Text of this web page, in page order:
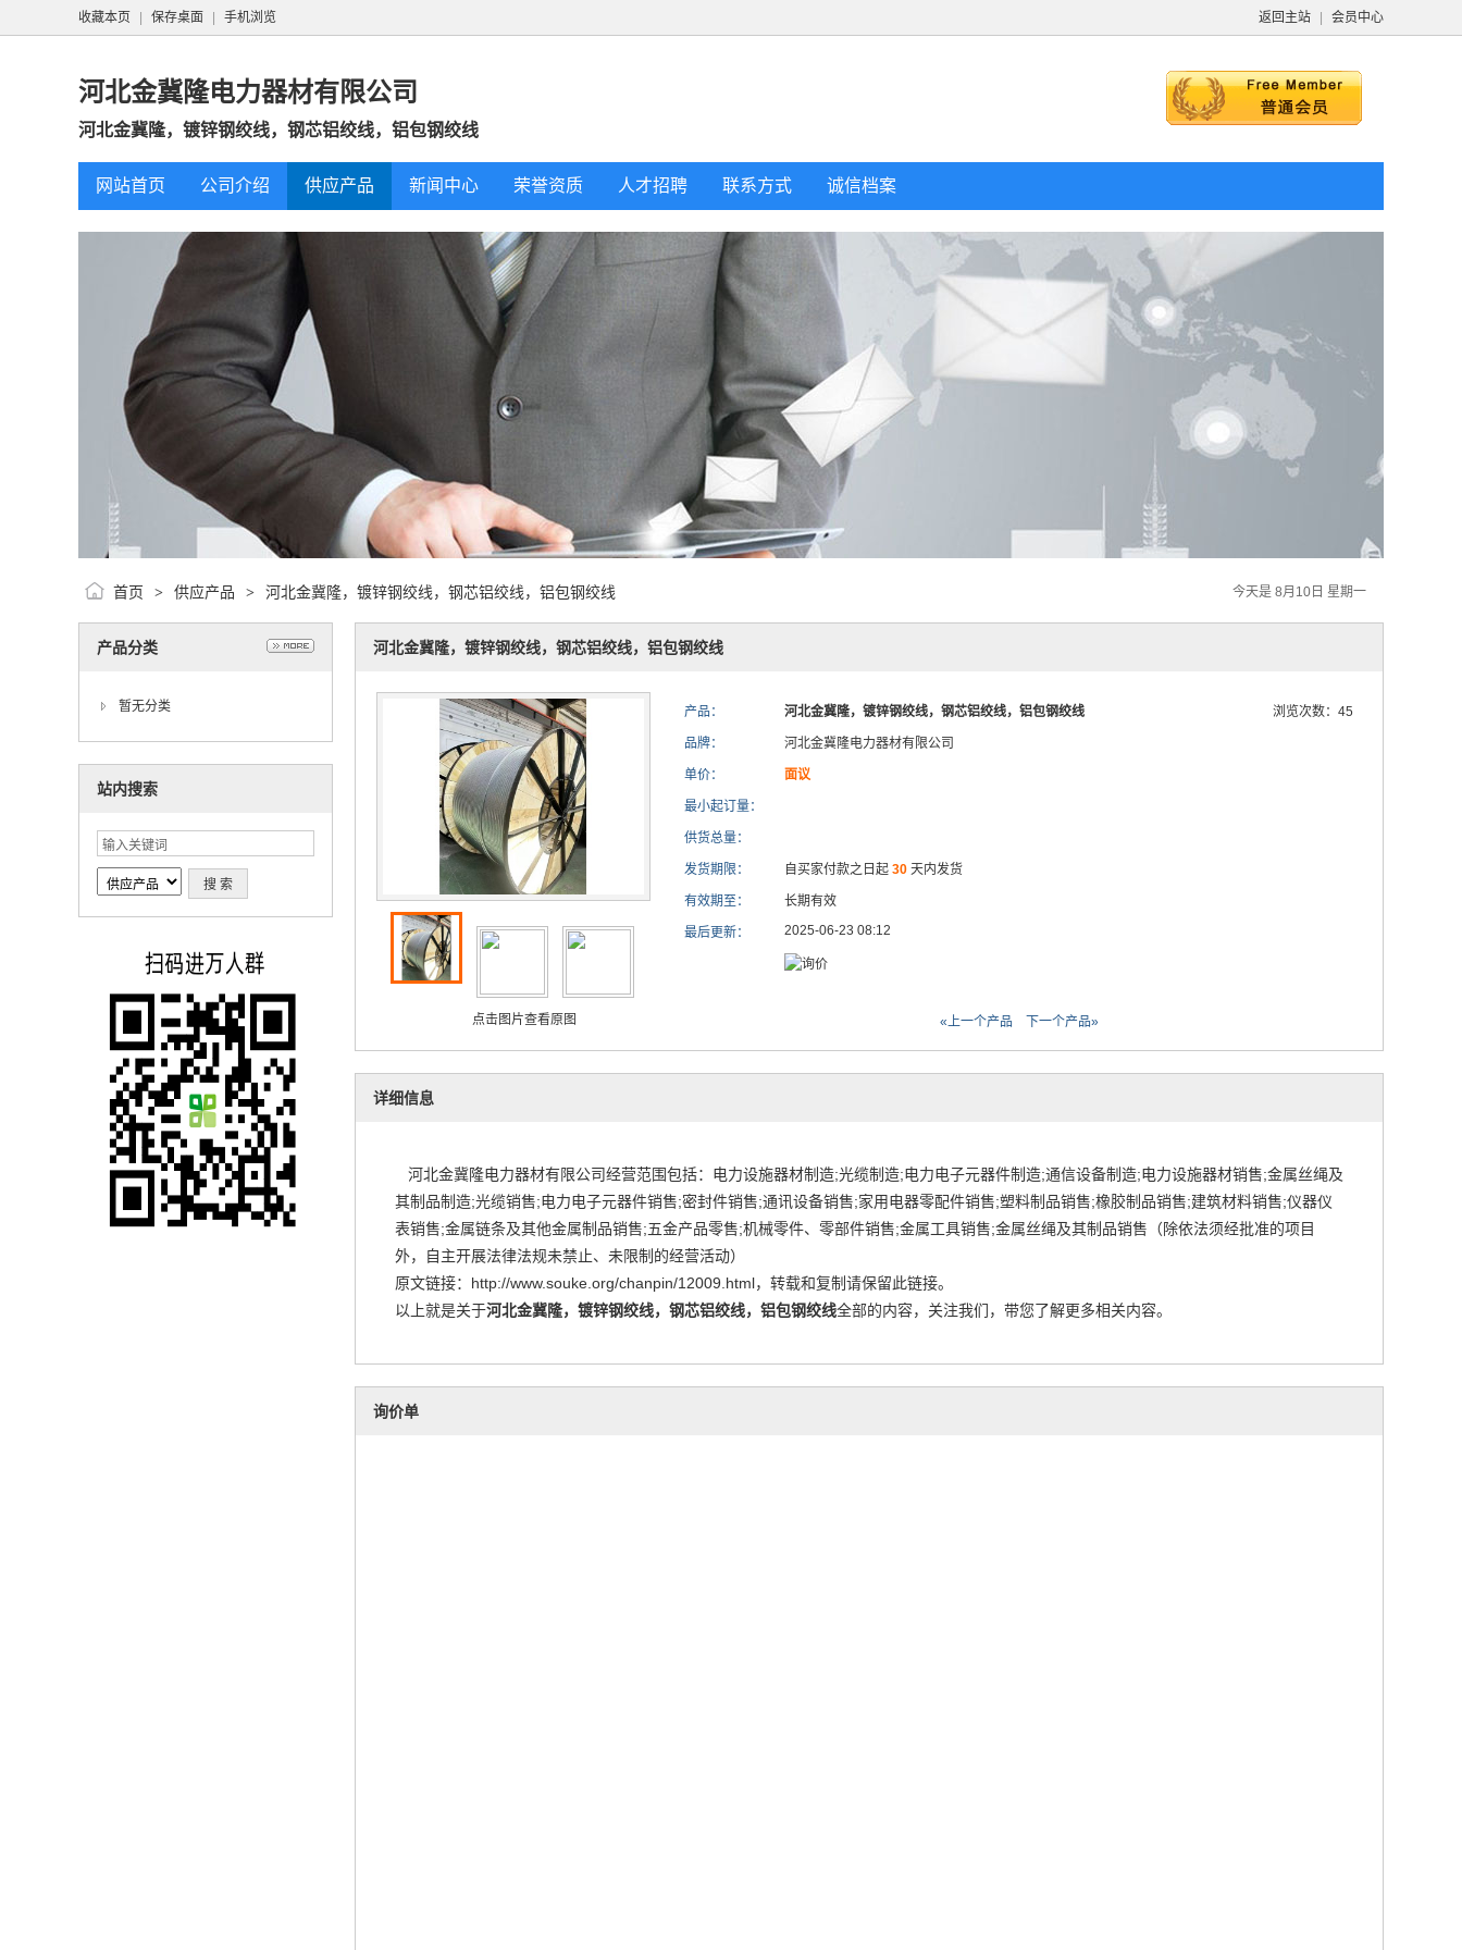
返回主站 会员中心
收藏本页 保存桌面 手机浏览
河北金冀隆电力器材有限公司
河北金冀隆，镀锌钢绞线，钢芯铝绞线，铝包钢绞线
网站首页 公司介绍 供应产品 新闻中心 荣誉资质 人才招聘 联系方式 诚信档案
今天是 8月10日 星期一
首页 > 供应产品 > 河北金冀隆，镀锌钢绞线，钢芯铝绞线，铝包钢绞线
产品分类
暂无分类
站内搜索
河北金冀隆，镀锌钢绞线，钢芯铝绞线，铝包钢绞线
点击图片查看原图
产品： 浏览次数：45
河北金冀隆，镀锌钢绞线，钢芯铝绞线，铝包钢绞线
品牌： 河北金冀隆电力器材有限公司
单价： 面议
最小起订量：
供货总量：
发货期限： 自买家付款之日起 30 天内发货
有效期至： 长期有效
最后更新： 2025-06-23 08:12
«上一个产品 下一个产品»
详细信息
河北金冀隆电力器材有限公司经营范围包括：电力设施器材制造;光缆制造;电力电子元器件制造;通信设备制造;电力设施器材销售;金属丝绳及
其制品制造;光缆销售;电力电子元器件销售;密封件销售;通讯设备销售;家用电器零配件销售;塑料制品销售;橡胶制品销售;建筑材料销售;仪器仪
表销售;金属链条及其他金属制品销售;五金产品零售;机械零件、零部件销售;金属工具销售;金属丝绳及其制品销售（除依法须经批准的项目
外，自主开展法律法规未禁止、未限制的经营活动）
原文链接： http://www.souke.org/chanpin/12009.html，转载和复制请保留此链接。
以上就是关于河北金冀隆，镀锌钢绞线，钢芯铝绞线，铝包钢绞线全部的内容，关注我们，带您了解更多相关内容。
询价单